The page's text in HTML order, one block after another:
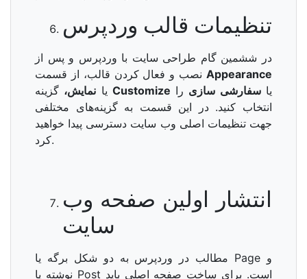
تنظیمات قالب وردپرس
در ششمین گام طراحی سایت با وردپرس و پس از
نصب و فعال کردن قالب، از قسمتAppearance
یا نمایش، Customize یاسفارشی سازی را
انتخاب کنید. در این قسمت به گزینه‌های مختلفی
جهت تنظیمات اصلی وب سایت دسترسی پیدا خواهید
کرد.
انتشار اولین صفحه وب
سایت
مطالب در وردپرس به دو شکل برگه یا Page و
نوشته یا Post است. برای ساخت صفحه اصلی باید